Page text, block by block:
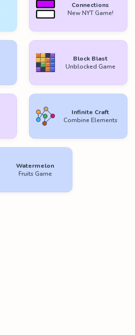
Connections
New NYT Game!
Block Blast
Unblocked Game
Infinite Craft
Combine Elements
Watermelon
Fruits Game